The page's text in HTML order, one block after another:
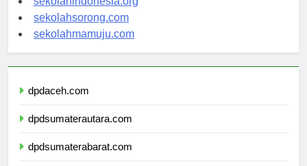
sekolahindonesia.org
sekolahsorong.com